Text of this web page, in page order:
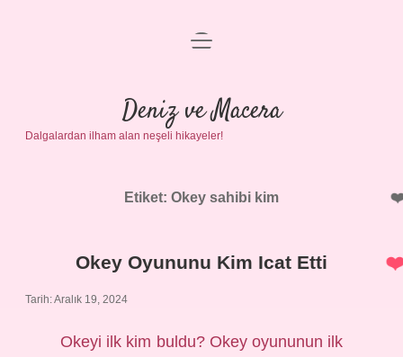
Anasayfa
Gizlilik Politikası
Yasal Uyarı
menüyü
Deniz ve Macera
Dalgalardan ilham alan neşeli hikayeler!
Etiket: Okey sahibi kim
Okey Oyununu Kim Icat Etti
Tarih: Aralık 19, 2024
Okeyi ilk kim buldu? Okey oyununun ilk